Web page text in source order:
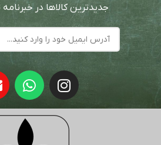
جدیدترین کالاها در